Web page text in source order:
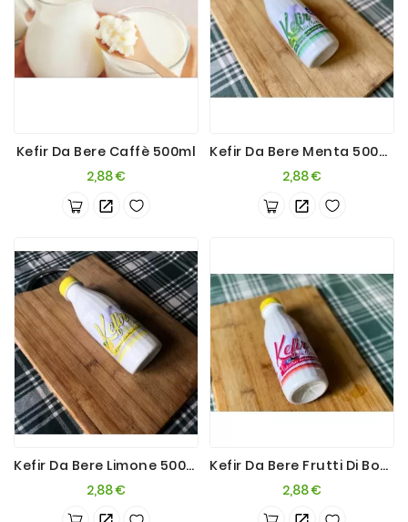
Kefir Da Bere Caffè 500ml
2,88 €Prezzo
Kefir Da Bere Menta 500ml
2,88 €Prezzo
Kefir Da Bere Limone 500ml
2,88 €Prezzo
Kefir Da Bere Frutti Di Bosco 500ml
2,88 €Prezzo